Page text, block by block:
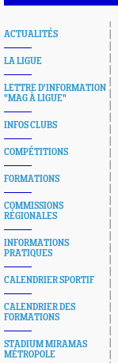
ACTUALITÉS
LA LIGUE
LETTRE D'INFORMATION
"MAG À LIGUE"
INFOS CLUBS
COMPÉTITIONS
FORMATIONS
COMMISSIONS
RÉGIONALES
INFORMATIONS
PRATIQUES
CALENDRIER SPORTIF
CALENDRIER DES
FORMATIONS
STADIUM MIRAMAS
MÉTROPOLE